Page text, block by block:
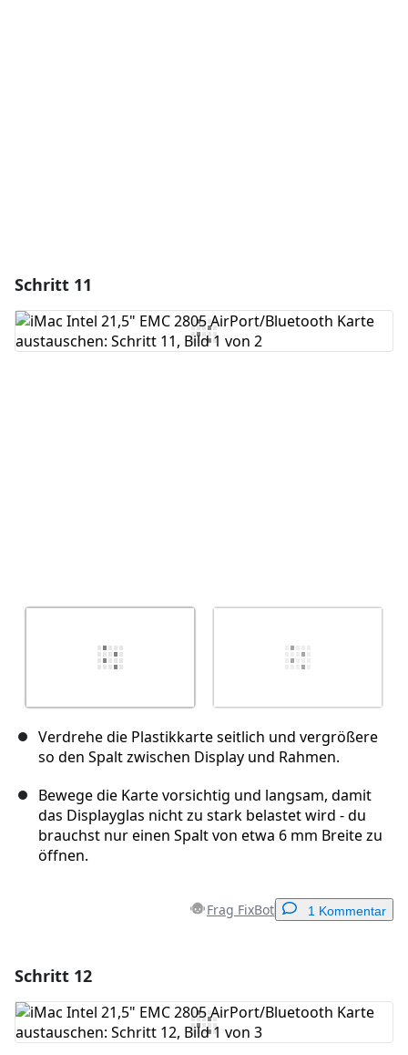
Schritt 11
Verdrehe die Plastikkarte seitlich und vergrößere
so den Spalt zwischen Display und Rahmen.
Bewege die Karte vorsichtig und langsam, damit
das Displayglas nicht zu stark belastet wird - du
brauchst nur einen Spalt von etwa 6 mm Breite zu
öffnen.
Frag FixBot 1 Kommentar
Kommentar hinzufügen
Schritt 12